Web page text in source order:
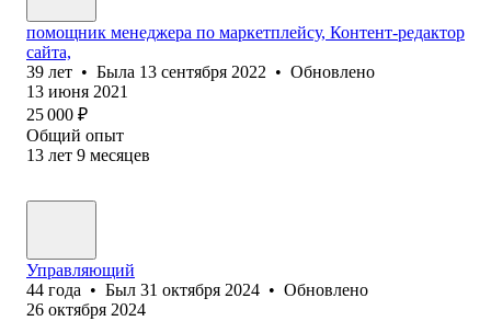
помощник менеджера по маркетплейсу, Контент-редактор
сайта,
39 лет • Была 13 сентября 2022 • Обновлено
13 июня 2021
25 000 ₽
Общий опыт
13 лет 9 месяцев
Управляющий
44 года • Был 31 октября 2024 • Обновлено
26 октября 2024